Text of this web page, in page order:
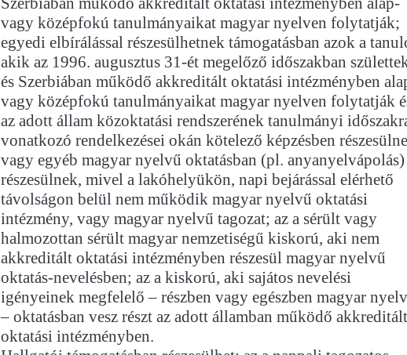
vagy középfokú tanulmányaikat magyar nyelven folytatják;
egyedi elbírálással részesülhetnek támogatásban azok a
akik az 1996. augusztus 31-ét megelőző időszakban
és Szerbiában működő akkreditált oktatási intézményben
vagy középfokú tanulmányaikat magyar nyelven folytatják
az adott állam közoktatási rendszerének tanulmányi
vonatkozó rendelkezései okán kötelező képzésben
vagy egyéb magyar nyelvű oktatásban (pl. anyanyelvápolás)
részesülnek, mivel a lakóhelyükön, napi bejárással elérhető
távolságon belül nem működik magyar nyelvű oktatási
intézmény, vagy magyar nyelvű tagozat; az a sérült vagy
halmozottan sérült magyar nemzetiségű kiskorú, aki nem
akkreditált oktatási intézményben részesül magyar nyelvű
oktatás-nevelésben; az a kiskorú, aki sajátos nevelési
igényeinek megfelelő – részben vagy egészben magyar
– oktatásban vesz részt az adott államban működő akkreditált
oktatási intézményben.